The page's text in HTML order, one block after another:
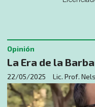
La Era de la
Lic. Prof.
Opinión
22/05/2025